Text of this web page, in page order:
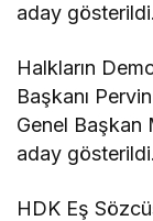
aday gösterildi.
Halkların
Başkanı
Genel Başkan
aday gösterildi.
HDK Eş